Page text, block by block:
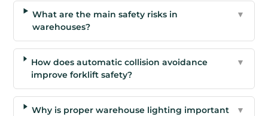
What are the main safety risks in
warehouses?
▼
How does automatic collision avoidance
improve forklift safety?
▼
Why is proper warehouse lighting important
▼